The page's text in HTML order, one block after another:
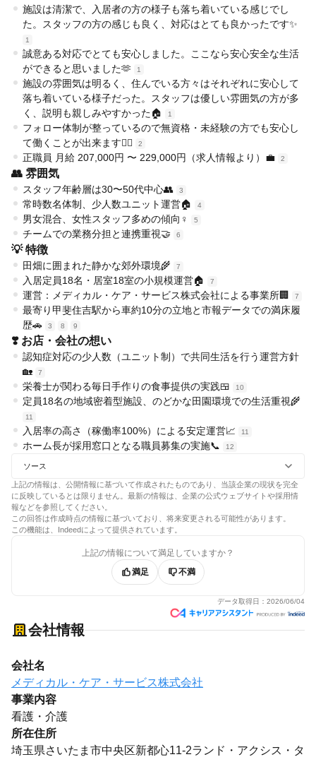
施設は清潔で、入居者の方の様子も落ち着いている感じでし
た。スタッフの方の感じも良く、対応はとても良かったです✨
1
誠意ある対応でとても安心しました。ここなら安心安全な生活
ができると思いました🫶
1
施設の雰囲気は明るく、住んでいる方々はそれぞれに安心して
落ち着いている様子だった。スタッフは優しい雰囲気の方が多
く、説明も親しみやすかった🏠
1
フォロー体制が整っているので無資格・未経験の方でも安心し
て働くことが出来ます👩‍⚕️
2
正職員 月給 207,000円 〜 229,000円（求人情報より）💼 2
👥 雰囲気
スタッフ年齢層は30〜50代中心👥 3
常時数名体制、少人数ユニット運営🏠 4
男女混合、女性スタッフ多めの傾向♀️ 5
チームでの業務分担と連携重視🤝 6
💡 特徴
田畑に囲まれた静かな郊外環境🌾 7
入居定員18名・居室18室の小規模運営🏠 7
運営：メディカル・ケア・サービス株式会社による事業所🏢 7
最寄り甲斐住吉駅から車約10分の立地と市報データでの満床履
歴🚗
3 8 9
❣️ お店・会社の想い
認知症対応の少人数（ユニット制）で共同生活を行う運営方針
🏡
7
栄養士が関わる毎日手作りの食事提供の実践🍱 10
定員18名の地域密着型施設、のどかな田園環境での生活重視🌾
11
入居率の高さ（稼働率100%）による安定運営📈 11
ホーム長が採用窓口となる職員募集の実施📞 12
ソース
上記の情報は、公開情報に基づいて作成されたものであり、当該企業の現状を完全
に反映しているとは限りません。最新の情報は、企業の公式ウェブサイトや採用情
報などを参照してください。
この回答は作成時点の情報に基づいており、将来変更される可能性があります。
この機能は、Indeedによって提供されています。
上記の情報について満足していますか？
満足
不満
データ取得日： 2026/06/04
会社情報
会社名
メディカル・ケア・サービス株式会社
事業内容
看護・介護
所在住所
埼玉県さいたま市中央区新都心11-2ランド・アクシス・タ